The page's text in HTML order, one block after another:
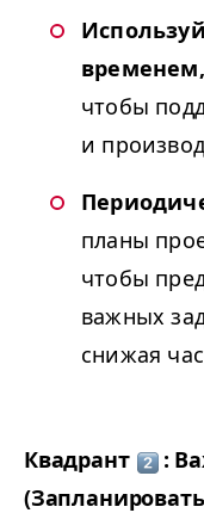
временем,
чтобы
и
планы
чтобы
важных
снижая
Квадрант
: